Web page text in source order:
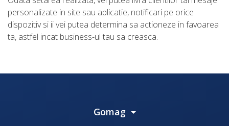
personalizate in site sau aplicatie, notificari pe orice
dispozitiv si ii vei putea determina sa actioneze in favoarea
ta, astfel incat business-ul tau sa creasca.
Gomag